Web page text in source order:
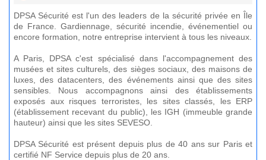
DPSA Sécurité est l'un des leaders de la sécurité privée en Île
de France. Gardiennage, sécurité incendie, événementiel ou
encore formation, notre entreprise intervient à tous les niveaux.
A Paris, DPSA c'est spécialisé dans l'accompagnement des
musées et sites culturels, des sièges sociaux, des maisons de
luxes, des datacenters, des événements ainsi que des sites
sensibles. Nous accompagnons ainsi des établissements
exposés aux risques terroristes, les sites classés, les ERP
(établissement recevant du public), les IGH (immeuble grande
hauteur) ainsi que les sites SEVESO.
DPSA Sécurité est présent depuis plus de 40 ans sur Paris et
certifié NF Service depuis plus de 20 ans.